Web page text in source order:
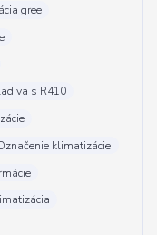
gree
s R410
klimatizácie